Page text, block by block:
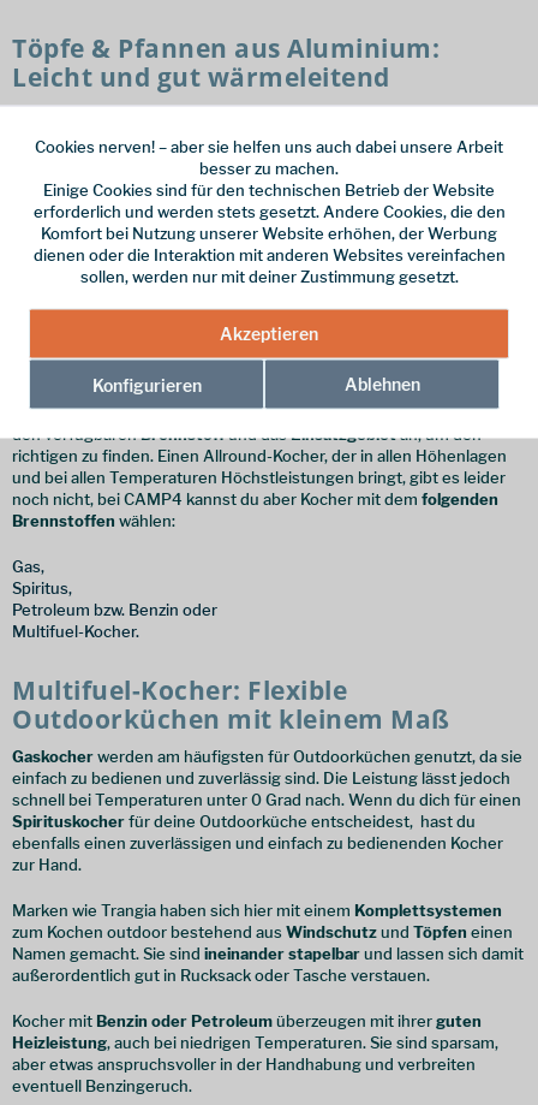
Töpfe & Pfannen aus Aluminium:
Leicht und gut wärmeleitend
dein Gepäck an. Gerade wenn du mit dem Trekkingrucksack
Gewicht und Größeder Küchenausstattung
eine Rolle. Töpfe, Pfannen und Geschirr aus Aluminium sind daher
bestens für solche Trips outdoor geeignet, da sie leichtsind und
hervorragend Wärme leiten. Aber auch Materialien wie Edelstahl
Titanund Anti-Haft-Beschichtungensind eine gute Wahl für deine
Outdoorküche.
Outdoorkocher gibt es viele
verschiedene zum Kochen
Bei den Outdoorkochern für die Campingküche kommt es meist auf
den verfügbarenBrennstoffund dasEinsatzgebietan, um den
richtigen zu finden. Einen Allround-Kocher, der in allen Höhenlagen
und bei allen Temperaturen Höchstleistungen bringt, gibt es leider
noch nicht, bei CAMP4 kannst du aber Kocher mit dem folgenden
Brennstoffen wählen:
Gas,
Spiritus,
Petroleum bzw. Benzin oder
Multifuel-Kocher.
Multifuel-Kocher: Flexible
Outdoorküchen mit kleinem Maß
Gaskocherwerden am häufigsten für Outdoorküchen genutzt, da sie
einfach zu bedienen und zuverlässig sind. Die Leistung lässt jedoch
schnell bei Temperaturen unter 0 Grad nach. Wenn du dich für einen
Spirituskocherfür deine Outdoorküche entscheidest, hast du
ebenfalls einen zuverlässigen und einfach zu bedienenden Kocher
zur Hand.
Marken wie Trangia haben sich hier mit einem Komplettsystemen
zum Kochen outdoor bestehend aus Windschutzund Töpfen einen
Namen gemacht. Sie sind ineinander stapelbarund lassen sich damit
außerordentlich gut in Rucksack oder Tasche verstauen.
Kocher mit Benzin oder Petroleumüberzeugen mit ihrerguten
Heizleistung, auch bei niedrigen Temperaturen. Sie sind sparsam,
aber etwas anspruchsvoller in der Handhabung und verbreiten
eventuell Benzingeruch.
Cookies nerven! – aber sie helfen uns auch dabei unsere Arbeit
besser zu machen.
Einige Cookies sind für den technischen Betrieb der Website
erforderlich und werden stets gesetzt. Andere Cookies, die den
Komfort bei Nutzung unserer Website erhöhen, der Werbung
dienen oder die Interaktion mit anderen Websites vereinfachen
sollen, werden nur mit deiner Zustimmung gesetzt.
Akzeptieren
Konfigurieren Ablehnen